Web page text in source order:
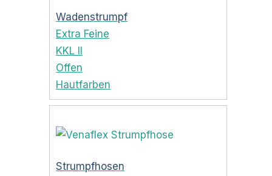
Wadenstrumpf
Extra Feine
KKL II
Offen
Hautfarben
Strumpfhosen